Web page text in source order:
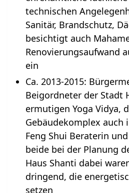
technischen
Sanitär, Brandschutz,
besichtigt auch
Renovierungsaufwand
ein
Ca. 2013-2015:
Beigordneter der Stadt
ermutigen Yoga Vidya,
Gebäudekomplex auch
Feng Shui Beraterin
beide bei der Planung
Haus Shanti dabei
dringend, die
setzen